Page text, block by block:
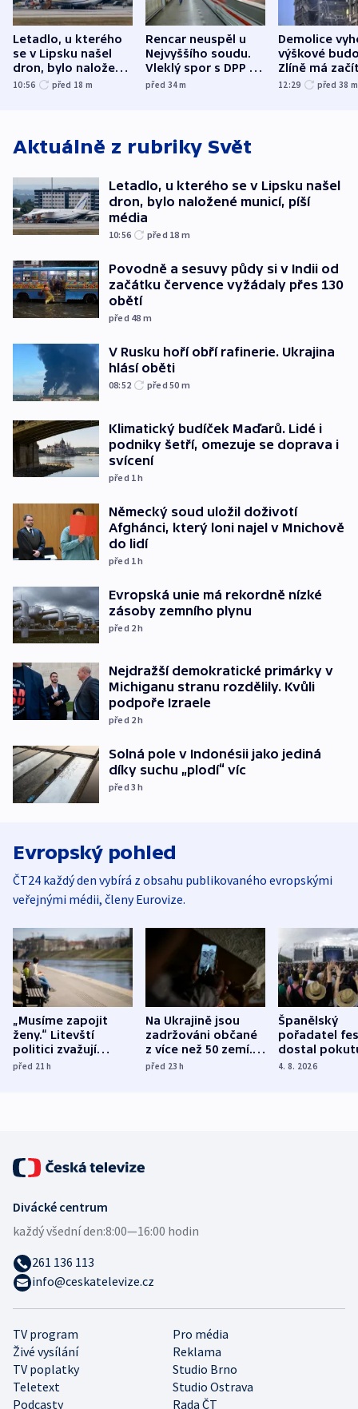
Letadlo, u kterého
se v Lipsku našel
dron, bylo naložené
municí, píší média
10:56 před 18 m
Rencar neuspěl u
Nejvyššího soudu.
Vleklý spor s DPP o
reklamní plochu
před 34m
Demolice
výškové
Zlíně má
odpoledne
12:29 před 38 m
Aktuálně z rubriky Svět
Letadlo, u kterého se v Lipsku našel
dron, bylo naložené municí, píší
média
10:56 před 18 m
Povodně a sesuvy půdy si v Indii od
začátku července vyžádaly přes 130
obětí
před 48 m
V Rusku hoří obří rafinerie. Ukrajina
hlásí oběti
08:52 před 50 m
Klimatický budíček Maďarů. Lidé i
podniky šetří, omezuje se doprava i
svícení
před 1h
Německý soud uložil doživotí
Afghánci, který loni najel v Mnichově
do lidí
před 1h
Evropská unie má rekordně nízké
zásoby zemního plynu
před 2h
Nejdražší demokratické primárky v
Michiganu stranu rozdělily. Kvůli
podpoře Izraele
před 2h
Solná pole v Indonésii jako jediná
díky suchu „plodí“ víc
před 3h
Evropský pohled
ČT24 každý den vybírá z obsahu publikovaného evropskými
veřejnými médii, členy Eurovize.
„Musíme zapojit
ženy.“ Litevští
politici zvažují
dohodu o
před 21h
Na Ukrajině jsou
zadržováni občané
z více než 50 zemí.
Bojovali na straně
před 23h
Španělský
pořadatel
dostal
nekalé
4. 8. 2026
TV program
Pro média
Živé vysílání
Reklama
TV poplatky
Studio Brno
Teletext
Studio Ostrava
Podcasty
Rada ČT
Divácké centrum
každý všední den:8:00—16:00 hodin
261 136 113
info@ceskatelevize.cz